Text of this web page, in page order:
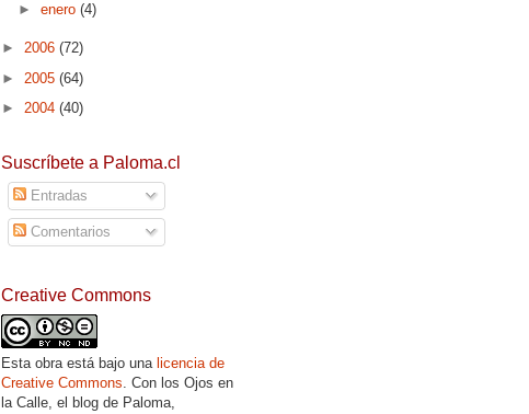
►enero(4)
► 2006 (72)
► 2005 (64)
► 2004 (40)
Suscríbete a Paloma.cl
Entradas
Comentarios
Creative Commons
Esta obra está bajo una licencia de
Creative Commons. Con los Ojos en
la Calle, el blog de Paloma,